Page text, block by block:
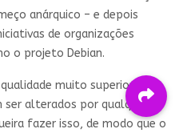
anárquico – e depois
de organizações
o projeto Debian.
muito superior de
alterados por qualquer
fazer isso, de modo que o